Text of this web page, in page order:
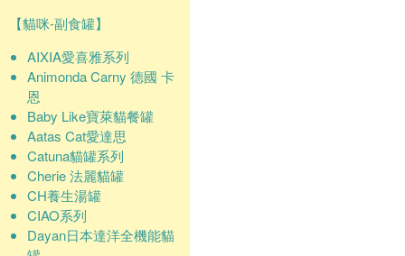
【貓咪-副食罐】
AIXIA愛喜雅系列
Animonda Carny 德國 卡
恩
Baby Like寶萊貓餐罐
Aatas Cat愛達思
Catuna貓罐系列
Cherie 法麗貓罐
CH養生湯罐
CIAO系列
Dayan日本達洋全機能貓